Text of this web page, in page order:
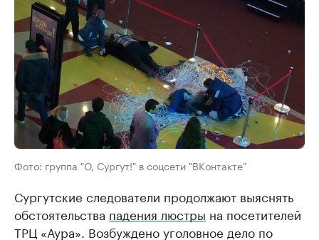
Фото: группа "О, Сургут!" в соцсети "ВКонтакте"
Сургутские следователи продолжают выяснять
обстоятельства падения люстры на посетителей
ТРЦ «Аура». Возбуждено уголовное дело по